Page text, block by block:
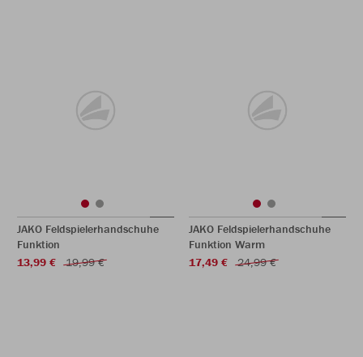
JAKO Feldspielerhandschuhe
Funktion
13,99 €
19,99 €
JAKO Feldspielerhandschuhe
Funktion Warm
17,49 €
24,99 €